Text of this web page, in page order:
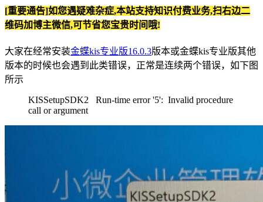
[重要通告]如您遇疑难杂症,本站支持知识付费业务,扫右边二
维码加博主微信,可节省您宝贵时间哦!
大家在经常安装金蝶kis专业版16.0.3版本或金蝶kis专业版其他
版本的时候也会遇到此类错误，正常是连续两个错误，如下图
所示
KISSetupSDK2 Run-time error '5': Invalid procedure
call or argument